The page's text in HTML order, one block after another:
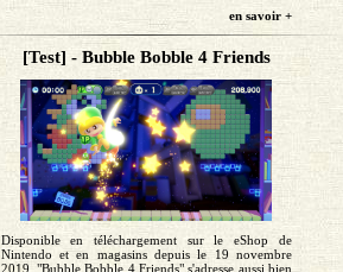
en savoir +
[Test] - Bubble Bobble 4 Friends
Disponible en téléchargement sur le eShop de
Nintendo et en magasins depuis le 19 novembre
2019, "Bubble Bobble 4 Friends" s'adresse aussi bien